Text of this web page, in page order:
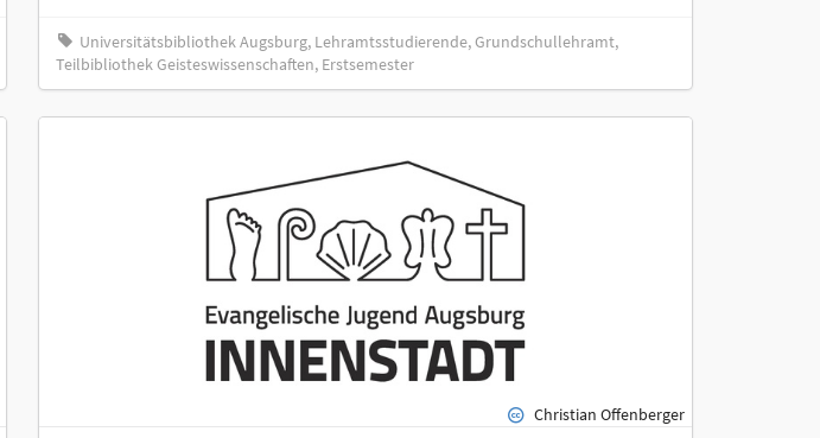
Universitätsbibliothek Augsburg, Lehramtsstudierende, Grundschullehramt,
Teilbibliothek Geisteswissenschaften, Erstsemester
Christian Offenberger